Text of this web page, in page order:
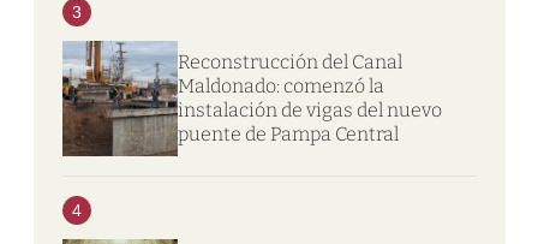
3
Reconstrucción del Canal
Maldonado: comenzó la
instalación de vigas del nuevo
puente de Pampa Central
4